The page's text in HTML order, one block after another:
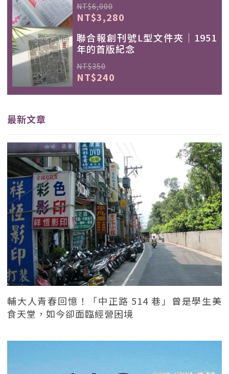
NT$6,000
NT$3,280
聯合報創刊號L型文件夾｜1951
年的首版紀念
NT$350
NT$240
最新文章
輔大人青春回憶！「中正路 514 巷」曾是學生美
食天堂，如今卻面臨經營困境